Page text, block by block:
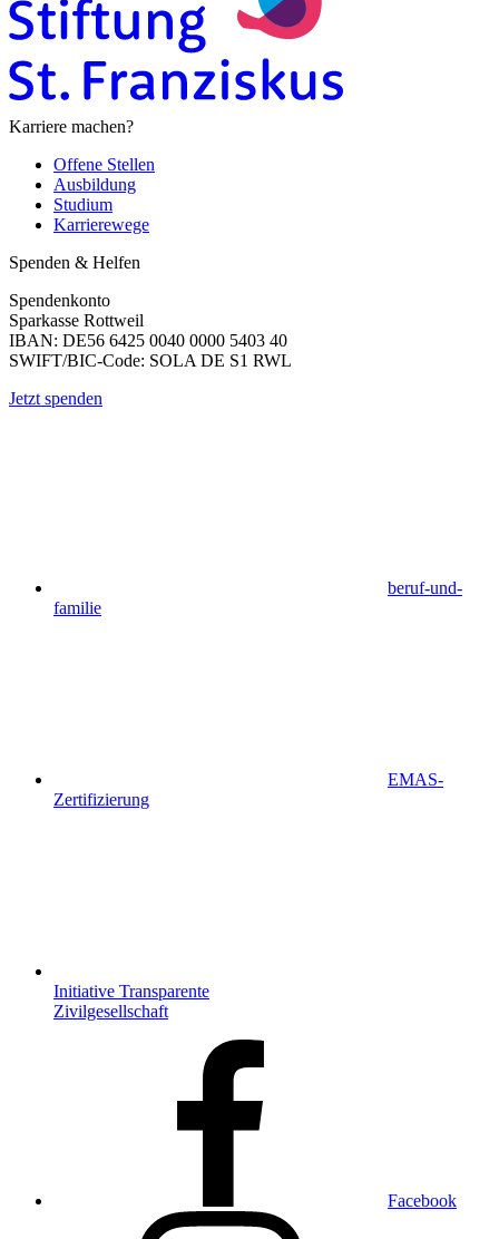
Karriere machen?
Offene Stellen
Ausbildung
Studium
Karrierewege
Spenden & Helfen
Spendenkonto
Sparkasse Rottweil
IBAN: DE56 6425 0040 0000 5403 40
SWIFT/BIC-Code: SOLA DE S1 RWL
Jetzt spenden
beruf-und-
familie
EMAS-
Zertifizierung
Initiative Transparente
Zivilgesellschaft
Facebook